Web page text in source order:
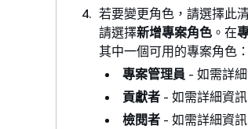
若要變更角色，請選擇此
請選擇新增專案角色 。在
其中一個可用的專案角色：
專案管理員 - 如需詳
貢獻者 - 如需詳細資
檢閱者 - 如需詳細資